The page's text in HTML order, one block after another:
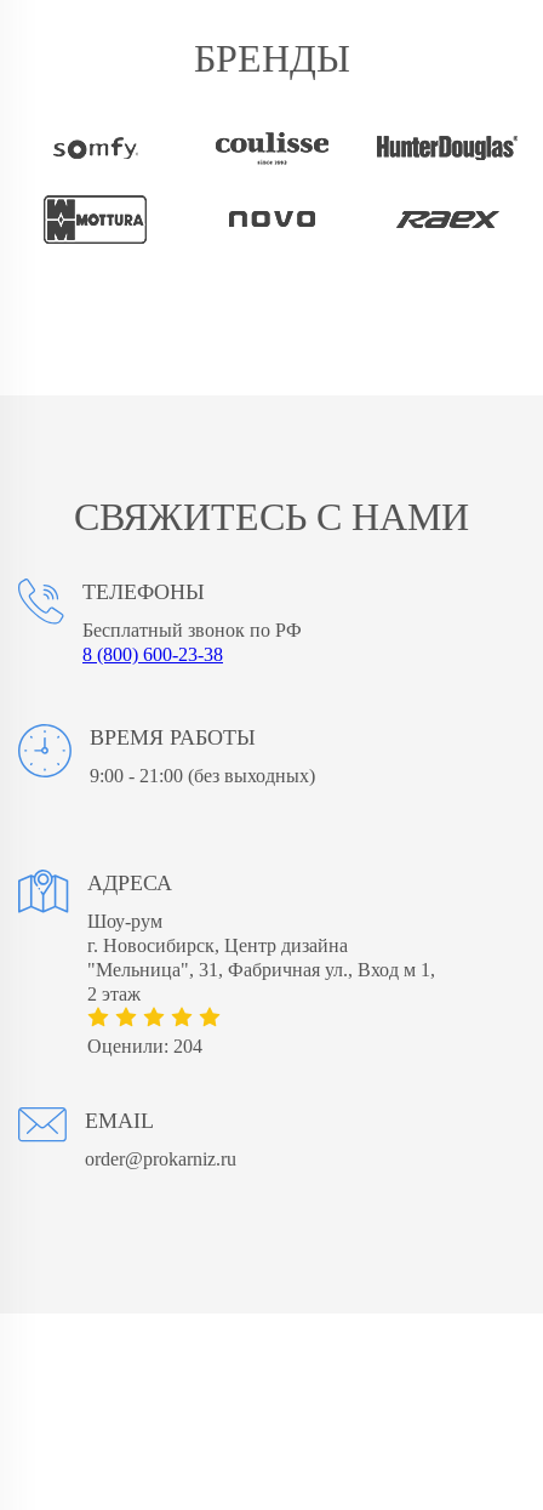
БРЕНДЫ
СВЯЖИТЕСЬ С НАМИ
ТЕЛЕФОНЫ
Бесплатный звонок по РФ
8 (800) 600-23-38
ВРЕМЯ РАБОТЫ
9:00 - 21:00 (без выходных)
АДРЕСА
Шоу-рум
г. Новосибирск, Центр дизайна
"Мельница", 31, Фабричная ул., Вход м 1,
2 этаж
Оценили: 204
EMAIL
order@prokarniz.ru